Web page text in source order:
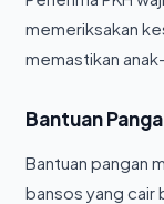
memeriksakan
memastikan
Bantuan
Bantuan pangan
bansos yang cair